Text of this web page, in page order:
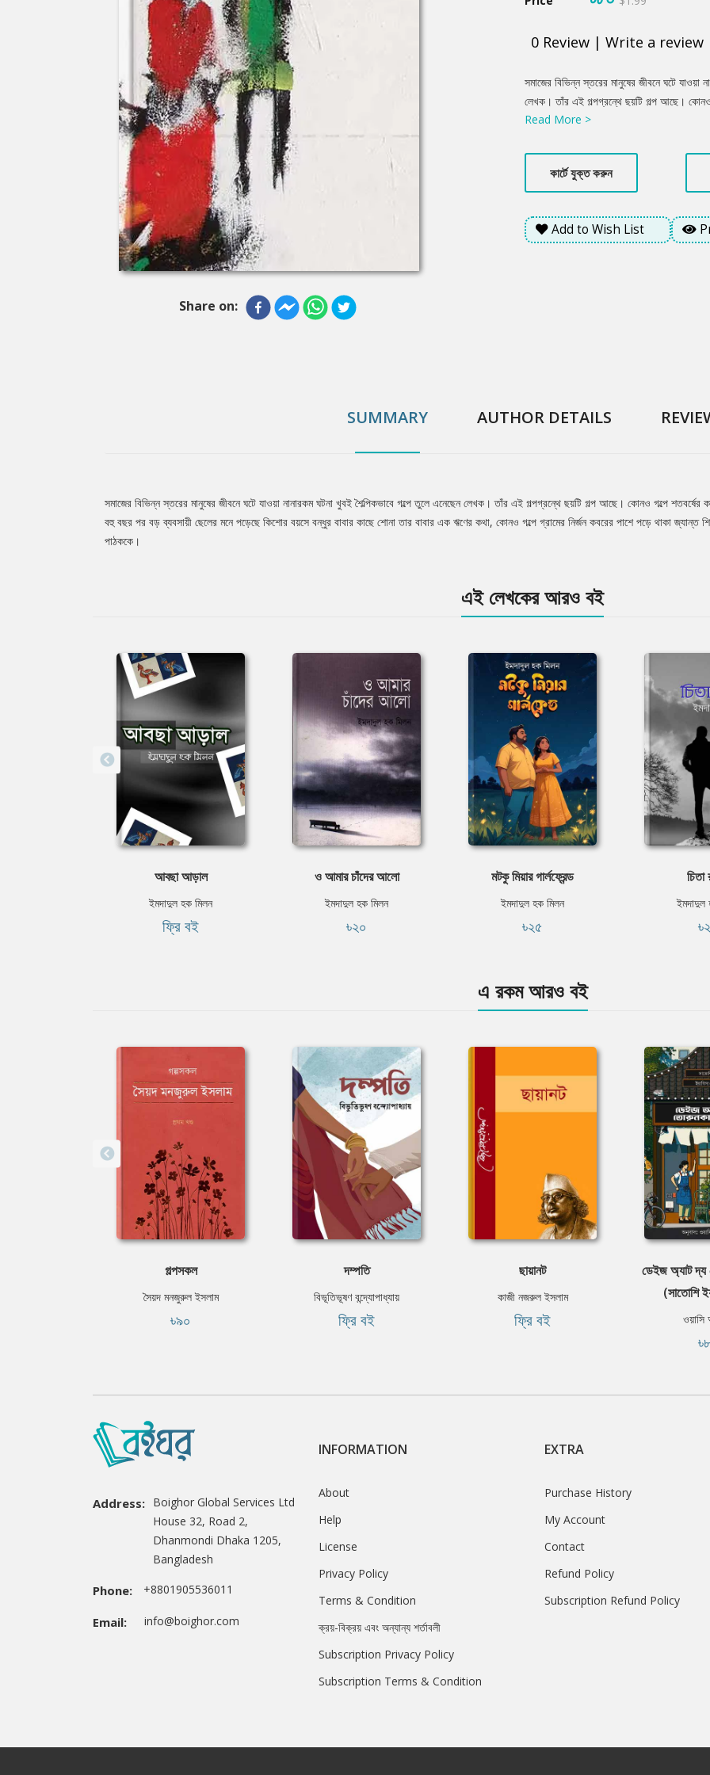
Share on:
0 Review | Write a review
Product
Summery
সমাজের বিভিন্ন স্তরের মানুষের জীবনে ঘটে যাওয়া
লেখক। তাঁর এই গল্পগ্রন্থে ছয়টি গল্প আছে। কোনও
করা ছেলের কাহিনি, কোনও গল্পে বহু বহু বছর পর বড়
শিশু... ‘ফেলে যাওয়া রুমালখানি’ জীবনের এই রকম
Read More >
কার্টে যুক্ত করুন
Add to Wish List
SUMMARY AUTHOR DETAILS
Tab
সমাজের বিভিন্ন স্তরের মানুষের জীবনে ঘটে যাওয়া নানারকম ঘটনা খুবই শৈল্পিকভাবে গল্পে তুলে এনেছেন লেখক। তাঁর এই গল্পগ্রন্থে ছয়টি গল্প আছে। কোনও গল্পে
বহু বছর পর বড় ব্যবসায়ী ছেলের মনে পড়েছে কিশোর বয়সে বন্ধুর বাবার কাছে শোনা তার বাবার এক ঋণের কথা, কোনও গল্পে গ্রামের নির্জন কবরের পাশে পড়ে থাকা জ্যান্ত
পাঠককে।
এই লেখকের আরও বই
আবছা আড়াল
ইমদাদুল হক মিলন
ফ্রি বই
ও আমার চাঁদের আলো
ইমদাদুল হক মিলন
৳২০
মটকু মিয়ার গার্লফ্রেন্ড
ইমদাদুল হক মিলন
৳২৫
ইমদাদুল
এ রকম আরও বই
গল্পসকল
সৈয়দ মনজুরুল ইসলাম
৳৯০
দম্পতি
বিভূতিভূষণ বন্দ্যোপাধ্যায়
ফ্রি বই
ছায়ানট
কাজী নজরুল ইসলাম
ফ্রি বই
ডেইজ অ্যাট দ্য
(সাতোশি
Address: Boighor Global Services Ltd
House 32, Road 2,
Dhanmondi Dhaka 1205,
Bangladesh
Phone: +8801905536011
Email: info@boighor.com
INFORMATION
About
Help
License
Privacy Policy
Terms & Condition
ক্রয়-বিক্রয় এবং অন্যান্য শর্তাবলী
Subscription Privacy Policy
Subscription Terms & Condition
EXTRA
Purchase History
My Account
Contact
Refund Policy
Subscription Refund Policy